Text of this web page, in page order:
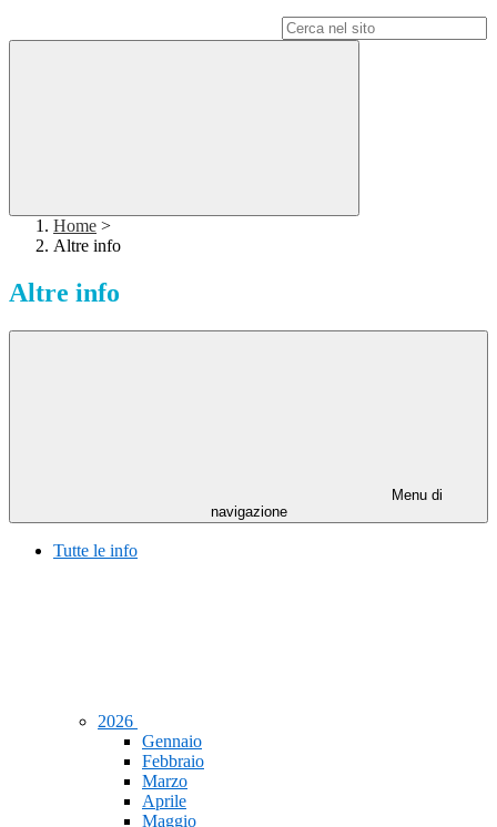
Home >
Altre info
Altre info
Menu di
navigazione
Tutte le info
2026
Gennaio
Febbraio
Marzo
Aprile
Maggio